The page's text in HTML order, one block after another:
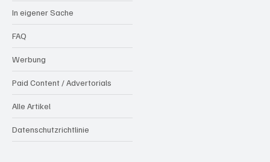
In eigener Sache
FAQ
Werbung
Paid Content / Advertorials
Alle Artikel
Datenschutzrichtlinie